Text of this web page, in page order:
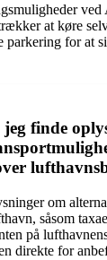
at køre
parkering for at
finde
om
såsom
på
direkte for